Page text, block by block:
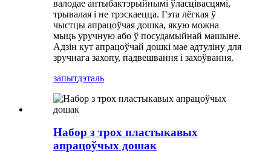
валодае антыбактэрыйнымі ўласцівасцямі,
трывалая і не трэскаецца. Гэта лёгкая ў
чыстцы апрацоўчая дошка, якую можна
мыць уручную або ў посудамыйнай машыне.
Адзін кут апрацоўчай дошкі мае адтуліну для
зручнага захопу, падвешвання і захоўвання.
запытдэталь
Набор з трох пластыкавых
апрацоўчых дошак